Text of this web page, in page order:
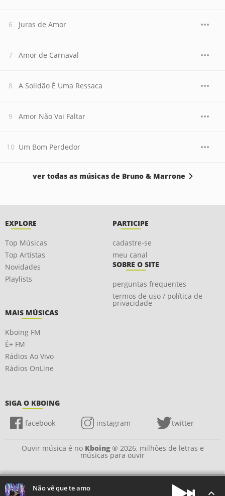
Juras de Amor
Amor de Carnaval
A Solidão É Uma Ressaca
Amor Não Vai Faltar
Um Bom Perdedor
ver todas as músicas de Bruno & Marrone
EXPLORE
Top Músicas
Top Artistas
Novidades
Playlists
PARTICIPE
cadastre-se
meu canal
SOBRE O SITE
perguntas frequentes
termos de uso / política de
privacidade
MAIS MÚSICAS
Kboing FM
É+ FM
Rádios Ao Vivo
Rádios OnLine
SIGA O KBOING
facebook instagram twitter
Ouvir música é no Kboing® 2026, milhões de letras e
músicas para ouvir
Não vê que te amo